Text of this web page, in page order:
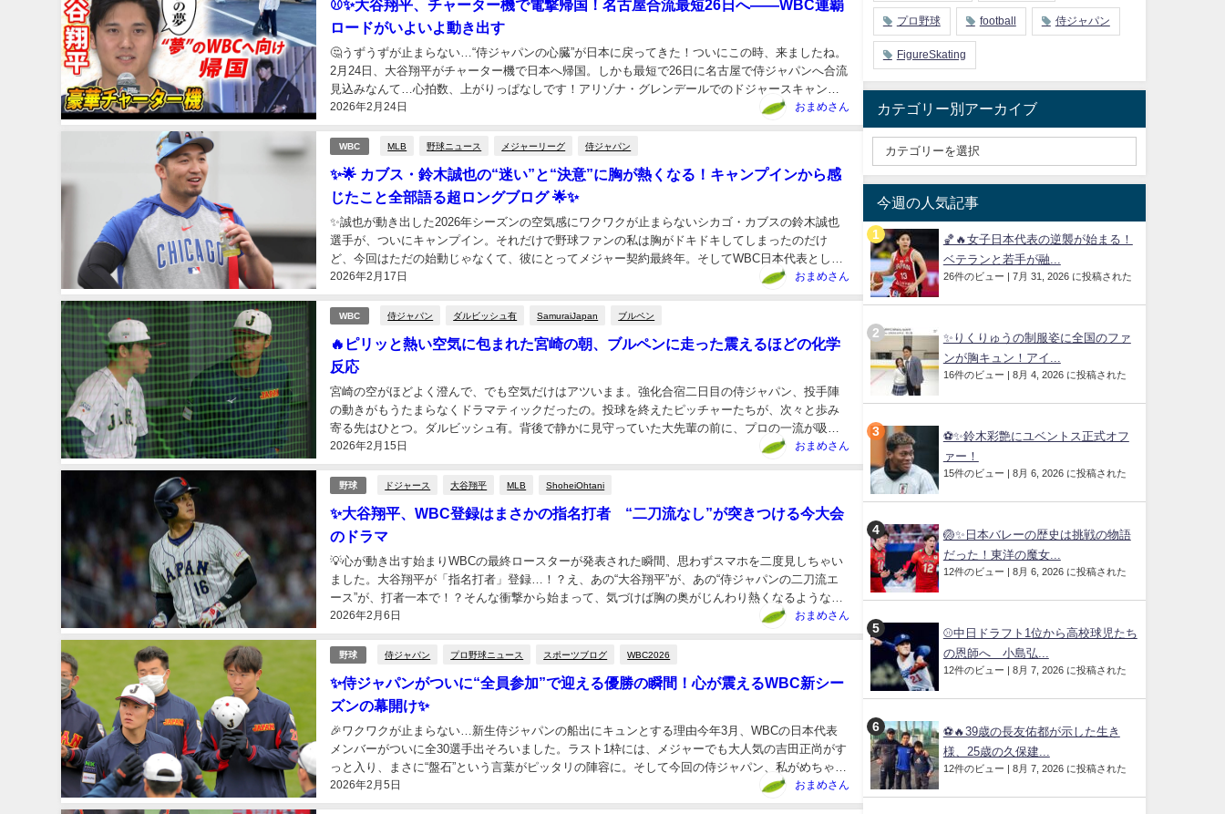
⚾✨大谷翔平、チャーター機で電撃帰国！名古屋合流最短26日へ——WBC連覇
ロードがいよいよ動き出す
2026年2月24日
🤔うずうずが止まらない…“侍ジャパンの心臓”が日本に戻ってきた！ついにこの時、来ましたね。
2月24日、大谷翔平がチャーター機で日本へ帰国。しかも最短で26日に名古屋で侍ジャパンへ合流
見込みなんて…心拍数、上がりっぱなしです！アリゾナ・グレンデールでのドジャースキャンプ
を22日（日本時間23日）で打ち上げたばかりの“二刀...
おまめさん
WBC MLB 野球ニュース メジャーリーグ 侍ジャパン
✨🌟 カブス・鈴木誠也の“迷い”と“決意”に胸が熱くなる！キャンプインから感
じたこと全部語る超ロングブログ 🌟✨
2026年2月17日
✨誠也が動き出した2026年シーズンの空気感にワクワクが止まらないシカゴ・カブスの鈴木誠也
選手が、ついにキャンプイン。それだけで野球ファンの私は胸がドキドキしてしまったのだけ
ど、今回はただの始動じゃなくて、彼にとってメジャー契約最終年。そしてWBC日本代表として
戦う大事なシーズン。実は……そのWBC参加には“少し迷いが...
おまめさん
WBC 侍ジャパン ダルビッシュ有 SamuraiJapan ブルペン
🔥ピリッと熱い空気に包まれた宮崎の朝、ブルペンに走った震えるほどの化学
反応
2026年2月15日
宮崎の空がほどよく澄んで、でも空気だけはアツいまま。強化合宿二日目の侍ジャパン、投手陣
の動きがもうたまらなくドラマティックだったの。投球を終えたピッチャーたちが、次々と歩み
寄る先はひとつ。ダルビッシュ有。背後で静かに見守っていた大先輩の前に、プロの一流が吸い
寄せられるみたいに集まっていく。ブルペンの余熱が残る右腕と左腕...
おまめさん
野球 ドジャース 大谷翔平 MLB ShoheiOhtani
✨大谷翔平、WBC登録はまさかの指名打者 “二刀流なし”が突きつける今大会
のドラマ
2026年2月6日
💡心が動き出す始まりWBCの最終ロースターが発表された瞬間、思わずスマホを二度見しちゃい
ました。大谷翔平が「指名打者」登録…！？え、あの“大谷翔平”が、あの“侍ジャパンの二刀流エ
ース”が、打者一本で！？そんな衝撃から始まって、気づけば胸の奥がじんわり熱くなるような物
語が見えてきたんです。大好きなスポーツの大舞台で、大谷...
おまめさん
野球 侍ジャパン プロ野球ニュース スポーツブログ WBC2026
✨侍ジャパンがついに“全員参加”で迎える優勝の瞬間！心が震えるWBC新シー
ズンの幕開け✨
2026年2月5日
🎉ワクワクが止まらない…新生侍ジャパンの船出にキュンとする理由今年3月、WBCの日本代表
メンバーがついに全30選手出そろいました。ラスト1枠には、メジャーでも大人気の吉田正尚がす
っと入り、まさに“盤石”という言葉がピッタリの陣容に。そして今回の侍ジャパン、私がめちゃく
ちゃテンション上がったのは――優勝時のシャンパンファ...
おまめさん
プロ野球 football 侍ジャパン
FigureSkating
カテゴリー別アーカイブ
今週の人気記事
🏀🔥女子日本代表の逆襲が始まる！
ベテランと若手が融...
26件のビュー 7月 31, 2026 に投稿された
✨りくりゅうの制服姿に全国のファ
ンが胸キュン！アイ...
16件のビュー 8月 4, 2026 に投稿された
⚽✨鈴木彩艶にユベントス正式オフ
ァー！
15件のビュー 8月 6, 2026 に投稿された
🏐✨日本バレーの歴史は挑戦の物語
だった！東洋の魔女...
12件のビュー 8月 6, 2026 に投稿された
⚾中日ドラフト1位から高校球児たち
の恩師へ 小島弘...
12件のビュー 8月 7, 2026 に投稿された
⚽🔥39歳の長友佑都が示した生き
様、25歳の久保建...
12件のビュー 8月 7, 2026 に投稿された